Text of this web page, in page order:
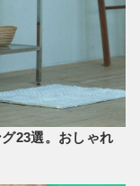
23選。おしゃれ